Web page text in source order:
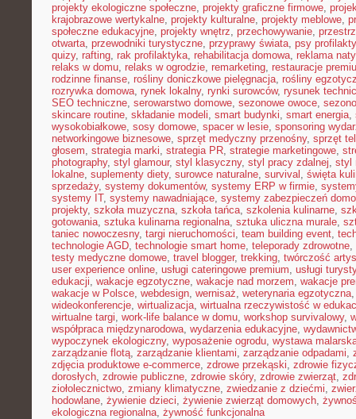
projekty ekologiczne społeczne, projekty graficzne firmowe,
krajobrazowe wertykalne, projekty kulturalne, projekty meblowe,
społeczne edukacyjne, projekty wnętrz, przechowywanie,
otwarta, przewodniki turystyczne, przyprawy świata, psy
quizy, rafting, rak profilaktyka, rehabilitacja domowa, reklama
relaks w domu, relaks w ogrodzie, remarketing, restauracje
rodzinne finanse, rośliny doniczkowe pielęgnacja, rośliny
rozrywka domowa, rynek lokalny, rynki surowców, rysunek
SEO techniczne, serowarstwo domowe, sezonowe owoce,
skincare routine, składanie modeli, smart budynki, smart energia,
wysokobiałkowe, sosy domowe, spacer w lesie, sponsoring
networkingowe biznesowe, sprzęt medyczny przenośny, sprzęt
głosem, strategia marki, strategia PR, strategie marketingowe,
photography, styl glamour, styl klasyczny, styl pracy zdalnej, styl
lokalne, suplementy diety, surowce naturalne, survival , święta
sprzedaży, systemy dokumentów, systemy ERP w firmie,
systemy IT, systemy nawadniające, systemy zabezpieczeń
projekty, szkoła muzyczna, szkoła tańca, szkolenia kulinarne,
gotowania, sztuka kulinarna regionalna, sztuka uliczna murale,
taniec nowoczesny, targi nieruchomości, team building event,
technologie AGD, technologie smart home, teleporady zdrowotne,
testy medyczne domowe, travel blogger, trekking, twórczość
user experience online, usługi cateringowe premium, usługi
edukacji, wakacje egzotyczne, wakacje nad morzem, wakacje
wakacje w Polsce, webdesign, wernisaż, weterynaria egzotyczna
wideokonferencje, wirtualizacja, wirtualna rzeczywistość w
wirtualne targi, work-life balance w domu, workshop survivalowy,
współpraca międzynarodowa, wydarzenia edukacyjne,
wypoczynek ekologiczny, wyposażenie ogrodu, wystawa
zarządzanie flotą, zarządzanie klientami, zarządzanie odpadami,
zdjęcia produktowe e-commerce, zdrowe przekąski, zdrowie
dorosłych, zdrowie publiczne, zdrowie skóry, zdrowie zwierząt,
ziołolecznictwo, zmiany klimatyczne, zwiedzanie z dziećmi,
hodowlane, żywienie dzieci, żywienie zwierząt domowych,
ekologiczna regionalna, żywność funkcjonalna